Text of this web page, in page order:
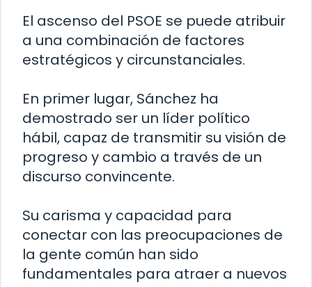
El ascenso del PSOE se puede atribuir
a una combinación de factores
estratégicos y circunstanciales.
En primer lugar, Sánchez ha
demostrado ser un líder político
hábil, capaz de transmitir su visión de
progreso y cambio a través de un
discurso convincente.
Su carisma y capacidad para
conectar con las preocupaciones de
la gente común han sido
fundamentales para atraer a nuevos